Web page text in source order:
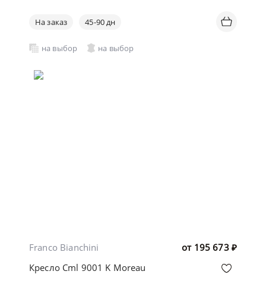
На заказ 45-90 дн
на выбор на выбор
от 195 673 ₽
Franco Bianchini
Кресло Cml 9001 K Moreau